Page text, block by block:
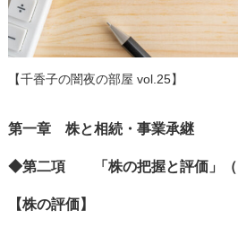
【千香子の闇夜の部屋 vol.25】
第一章 株と相続・事業承継
◆第二項 「株の把握と評価」（
【株の評価】